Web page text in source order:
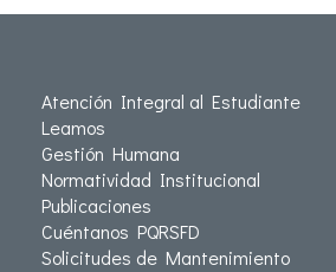
Atención Integral al Estudiante
Leamos
Gestión Humana
Normatividad Institucional
Publicaciones
Cuéntanos PQRSFD
Solicitudes de Mantenimiento